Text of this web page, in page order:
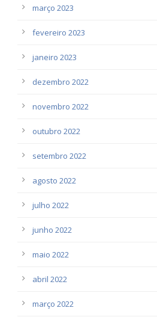
março 2023
fevereiro 2023
janeiro 2023
dezembro 2022
novembro 2022
outubro 2022
setembro 2022
agosto 2022
julho 2022
junho 2022
maio 2022
abril 2022
março 2022